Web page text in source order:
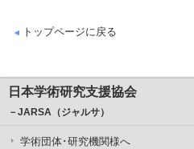
トップページに戻る
日本学術研究支援協会
－JARSA（ジャルサ）
学術団体･研究機関様へ